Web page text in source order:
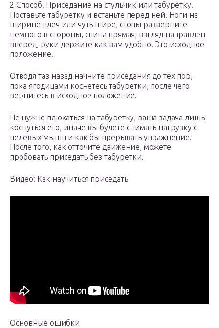
2 Способ. Приседание на стульчик или табуретку.
Поставьте табуретку и встаньте перед ней. Ноги на
ширине плеч или чуть шире, стопы разверните
немного в стороны, спина прямая, взгляд направлен
вперед, руки держите как вам удобно. Это исходное
положение.
Отводя таз назад начните приседания до тех пор,
пока ягодицами коснетесь табуретки, после чего
вернитесь в исходное положение.
Не нужно плюхаться на табуретку, ваша задача лишь
коснуться его, иначе вы будете снимать нагрузку с
целевых мышц и как бы прерывать упражнение.
После того, как отточите движение, можете
пробовать приседать без табуретки.
Видео: Как научиться приседать
Основные ошибки